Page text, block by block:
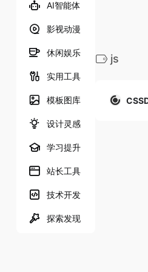
AI智能体
影视动漫
休闲娱乐
实用工具
模板图库
设计灵感
学习提升
站长工具
技术开发
探索发现
js